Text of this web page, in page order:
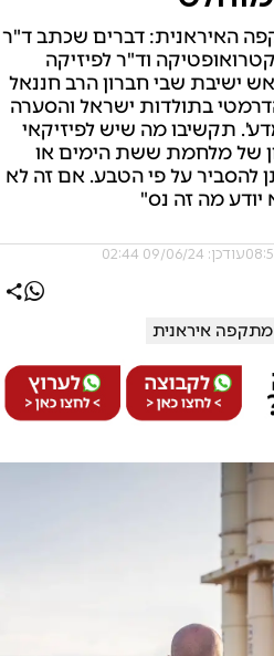
האיראנית: דברים שכתב ד"ר
וד"ר לפיזיקה
ישיבת שבי חברון הרב חננאל
בתולדות ישראל והסערה
תקשיבו מה שיש לפיזיקאי
של מלחמת ששת הימים או
על פי הטבע. אם זה לא
יודע מה זה נס"
עודכן: 09/06/24 02:44
מתקפה איראנית